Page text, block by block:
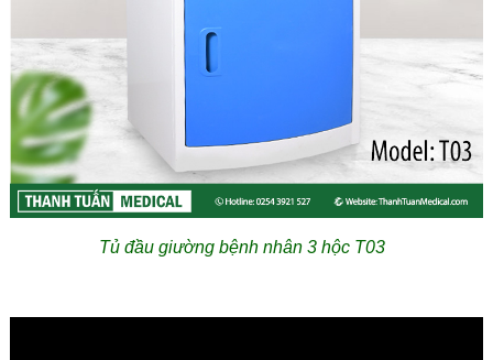
Tủ đầu giường bệnh nhân 3 hộc T03